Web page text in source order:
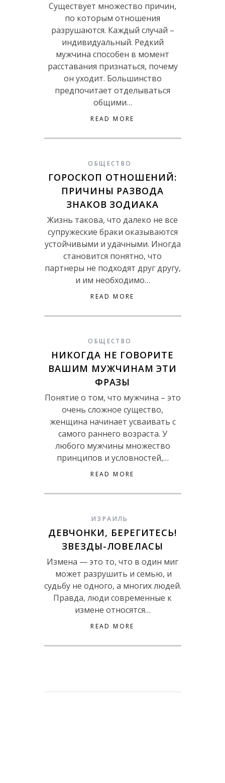
Существует множество причин,
по которым отношения
разрушаются. Каждый случай –
индивидуальный. Редкий
мужчина способен в момент
расставания признаться, почему
он уходит. Большинство
предпочитает отделываться
общими…
READ MORE
ОБЩЕСТВО
ГОРОСКОП ОТНОШЕНИЙ:
ПРИЧИНЫ РАЗВОДА
ЗНАКОВ ЗОДИАКА
Жизнь такова, что далеко не все
супружеские браки оказываются
устойчивыми и удачными. Иногда
становится понятно, что
партнеры не подходят друг другу,
и им необходимо…
READ MORE
ОБЩЕСТВО
НИКОГДА НЕ ГОВОРИТЕ
ВАШИМ МУЖЧИНАМ ЭТИ
ФРАЗЫ
Понятие о том, что мужчина – это
очень сложное существо,
женщина начинает усваивать с
самого раннего возраста. У
любого мужчины множество
принципов и условностей,…
READ MORE
ИЗРАИЛЬ
ДЕВЧОНКИ, БЕРЕГИТЕСЬ!
ЗВЕЗДЫ-ЛОВЕЛАСЫ
Измена — это то, что в один миг
может разрушить и семью, и
судьбу не одного, а многих людей.
Правда, люди современные к
измене относятся…
READ MORE